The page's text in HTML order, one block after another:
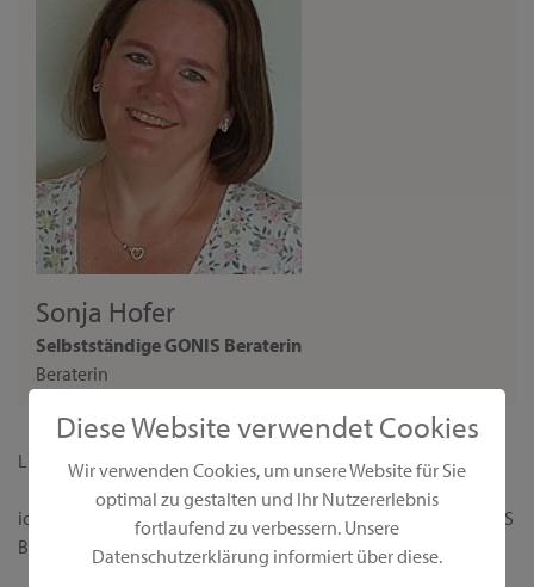
Diese Website verwendet Cookies
Wir verwenden Cookies, um unsere Website für Sie
optimal zu gestalten und Ihr Nutzererlebnis
fortlaufend zu verbessern. Unsere
Datenschutzerklärung informiert über diese.
Sonja Hofer
Selbstständige GONIS Beraterin
Beraterin
Liebe Interessentin,
ich begrüße dich ganz herzlich auf meiner persönlichen GONIS
Beraterseite!